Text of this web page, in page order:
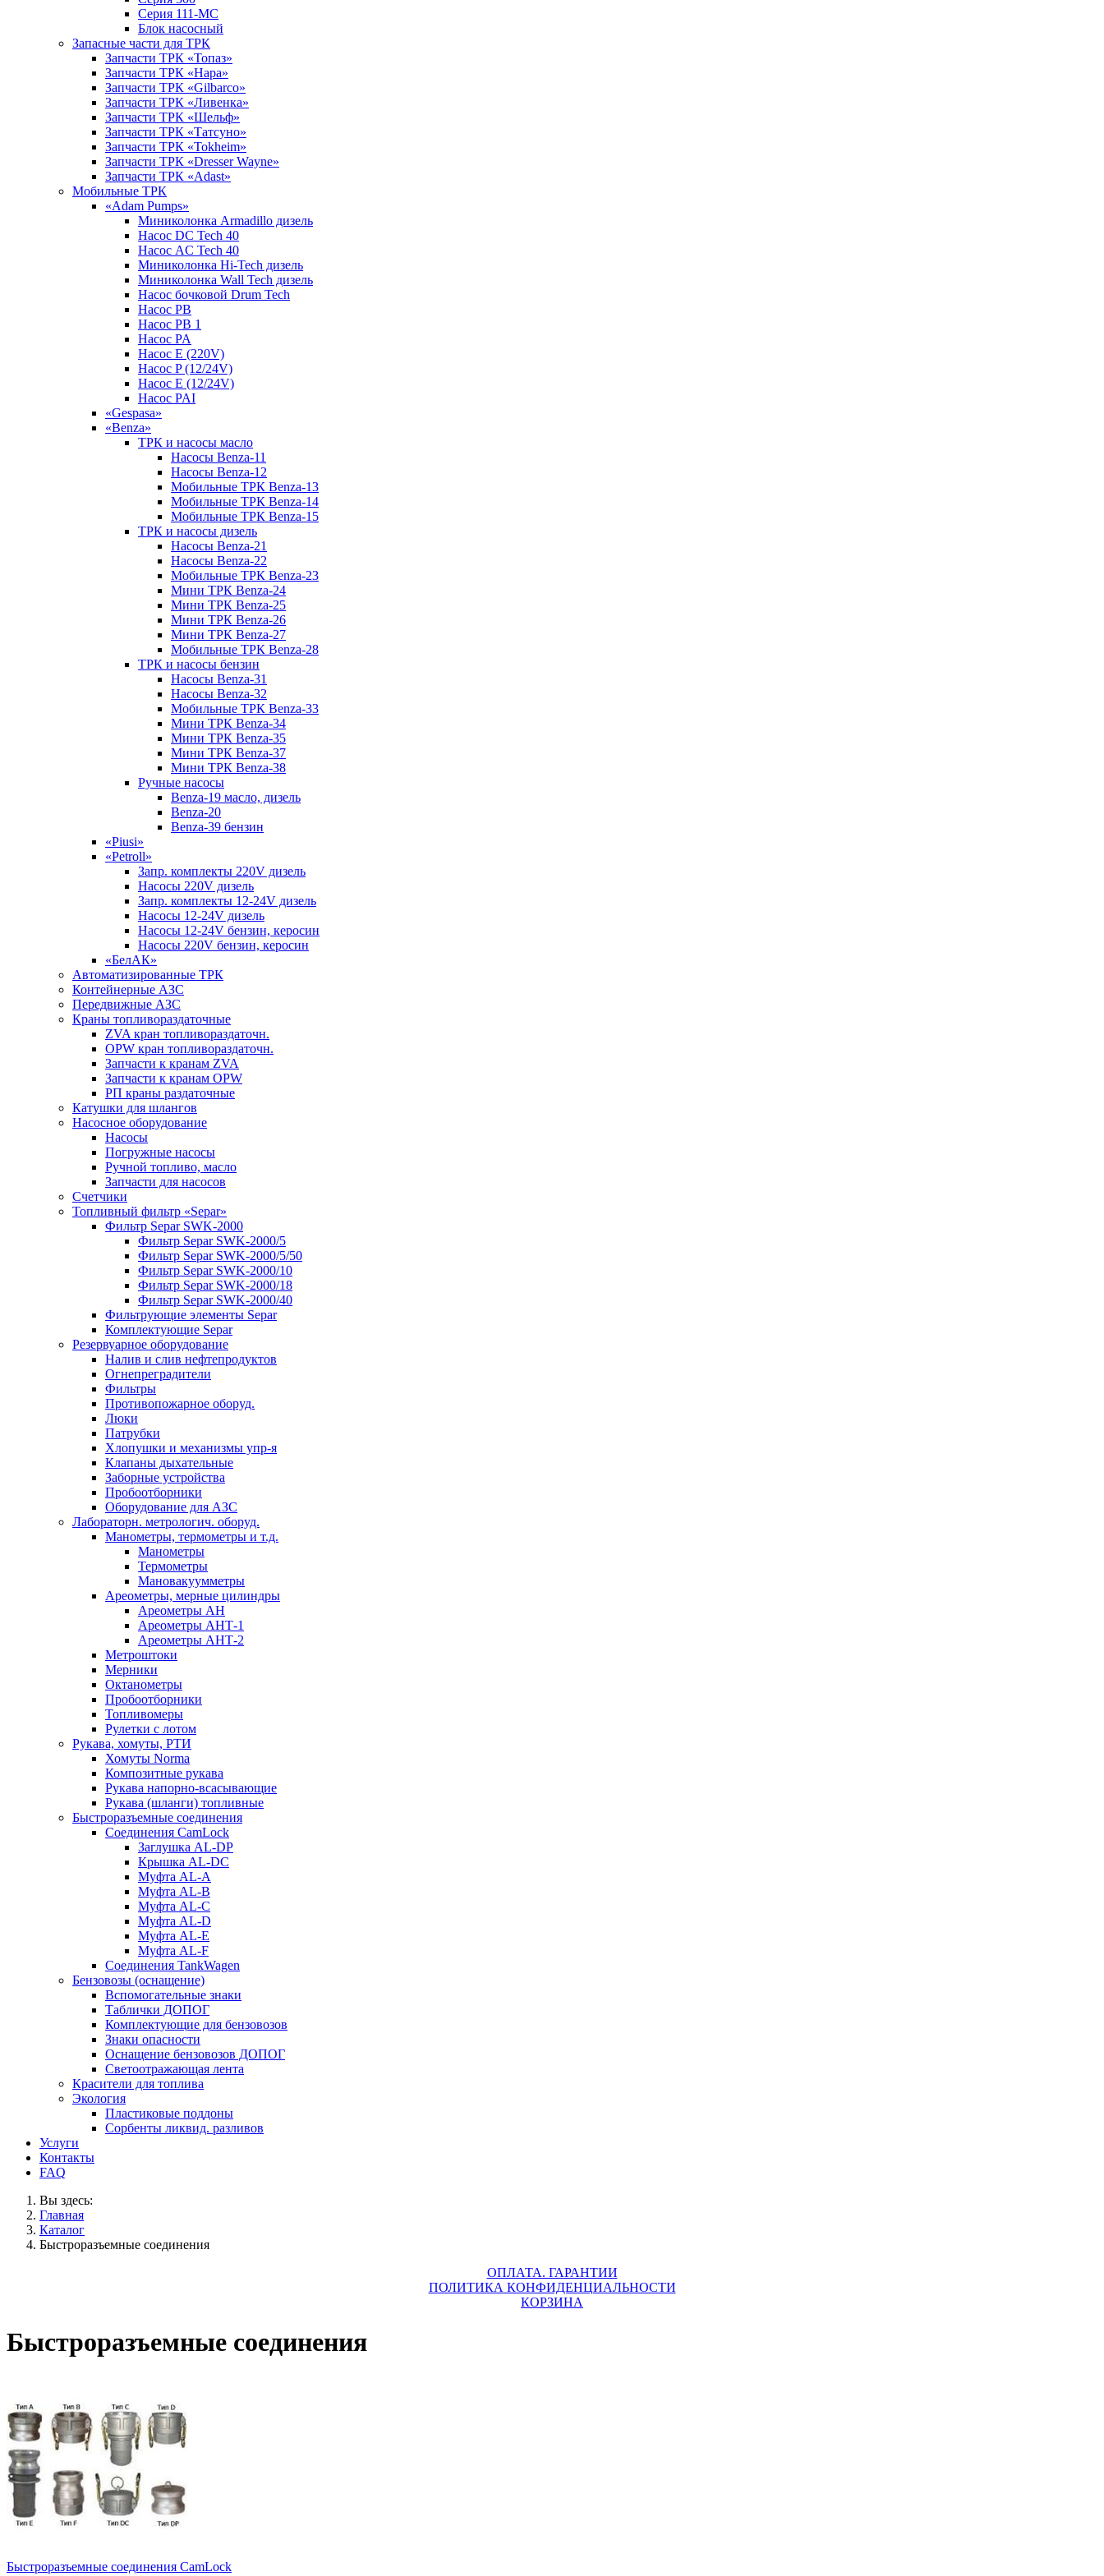
Серия 111-МС
Блок насосный
Запасные части для ТРК
Запчасти ТРК «Топаз»
Запчасти ТРК «Нара»
Запчасти ТРК «Gilbarco»
Запчасти ТРК «Ливенка»
Запчасти ТРК «Шельф»
Запчасти ТРК «Татсуно»
Запчасти ТРК «Tokheim»
Запчасти ТРК «Dresser Wayne»
Запчасти ТРК «Adast»
Мобильные ТРК
«Adam Pumps»
Миниколонка Armadillo дизель
Насос DC Tech 40
Насос AC Tech 40
Миниколонка Hi-Tech дизель
Миниколонка Wall Tech дизель
Насос бочковой Drum Tech
Насос PB
Насос PB 1
Насос PA
Насос E (220V)
Насос P (12/24V)
Насос E (12/24V)
Насос PAI
«Gespasa»
«Benza»
ТРК и насосы масло
Насосы Benza-11
Насосы Benza-12
Мобильные ТРК Benza-13
Мобильные ТРК Benza-14
Мобильные ТРК Benza-15
ТРК и насосы дизель
Насосы Benza-21
Насосы Benza-22
Мобильные ТРК Benza-23
Мини ТРК Benza-24
Мини ТРК Benza-25
Мини ТРК Benza-26
Мини ТРК Benza-27
Мобильные ТРК Benza-28
ТРК и насосы бензин
Насосы Benza-31
Насосы Benza-32
Мобильные ТРК Benza-33
Мини ТРК Benza-34
Мини ТРК Benza-35
Мини ТРК Benza-37
Мини ТРК Benza-38
Ручные насосы
Benza-19 масло, дизель
Benza-20
Benza-39 бензин
«Piusi»
«Petroll»
Запр. комплекты 220V дизель
Насосы 220V дизель
Запр. комплекты 12-24V дизель
Насосы 12-24V дизель
Насосы 12-24V бензин, керосин
Насосы 220V бензин, керосин
«БелАК»
Автоматизированные ТРК
Контейнерные АЗС
Передвижные АЗС
Краны топливораздаточные
ZVA кран топливораздаточн.
OPW кран топливораздаточн.
Запчасти к кранам ZVA
Запчасти к кранам OPW
РП краны раздаточные
Катушки для шлангов
Насосное оборудование
Насосы
Погружные насосы
Ручной топливо, масло
Запчасти для насосов
Счетчики
Топливный фильтр «Separ»
Фильтр Separ SWK-2000
Фильтр Separ SWK-2000/5
Фильтр Separ SWK-2000/5/50
Фильтр Separ SWK-2000/10
Фильтр Separ SWK-2000/18
Фильтр Separ SWK-2000/40
Фильтрующие элементы Separ
Комплектующие Separ
Резервуарное оборудование
Налив и слив нефтепродуктов
Огнепреградители
Фильтры
Противопожарное оборуд.
Люки
Патрубки
Хлопушки и механизмы упр-я
Клапаны дыхательные
Заборные устройства
Пробоотборники
Оборудование для АЗС
Лабораторн. метрологич. оборуд.
Манометры, термометры и т.д.
Манометры
Термометры
Мановакуумметры
Ареометры, мерные цилиндры
Ареометры АН
Ареометры АНТ-1
Ареометры АНТ-2
Метроштоки
Мерники
Октанометры
Пробоотборники
Топливомеры
Рулетки с лотом
Рукава, хомуты, РТИ
Хомуты Norma
Композитные рукава
Рукава напорно-всасывающие
Рукава (шланги) топливные
Быстроразъемные соединения
Соединения CamLock
Заглушка AL-DP
Крышка AL-DC
Муфта AL-A
Муфта AL-B
Муфта AL-C
Муфта AL-D
Муфта AL-E
Муфта AL-F
Соединения TankWagen
Бензовозы (оснащение)
Вспомогательные знаки
Таблички ДОПОГ
Комплектующие для бензовозов
Знаки опасности
Оснащение бензовозов ДОПОГ
Светоотражающая лента
Красители для топлива
Экология
Пластиковые поддоны
Сорбенты ликвид. разливов
Услуги
Контакты
FAQ
Вы здесь:
Главная
Каталог
Быстроразъемные соединения
ОПЛАТА. ГАРАНТИИ
ПОЛИТИКА КОНФИДЕНЦИАЛЬНОСТИ
КОРЗИНА
Быстроразъемные соединения
Быстроразъемные соединения CamLock